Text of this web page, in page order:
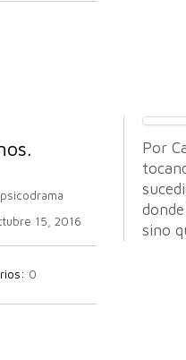
15, 2016
0
Por
sino